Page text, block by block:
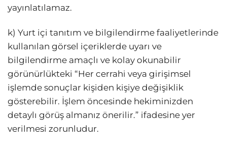
yayınlatılamaz.
k) Yurt içi tanıtım ve bilgilendirme faaliyetlerinde
kullanılan görsel içeriklerde uyarı ve
bilgilendirme amaçlı ve kolay okunabilir
görünürlükteki “Her cerrahi veya girişimsel
işlemde sonuçlar kişiden kişiye değişiklik
gösterebilir. İşlem öncesinde hekiminizden
detaylı görüş almanız önerilir.” ifadesine yer
verilmesi zorunludur.